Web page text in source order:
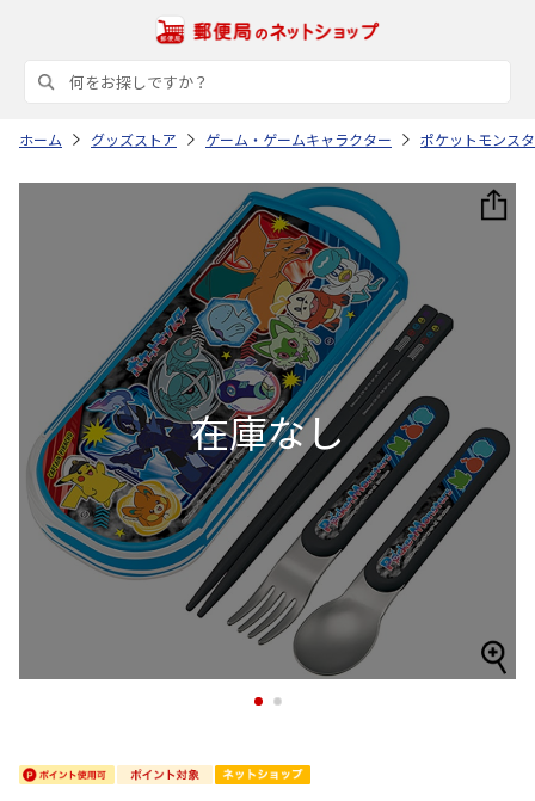
ホーム グッズストア ゲーム・ゲームキャラクター ポケットモンス
1 2